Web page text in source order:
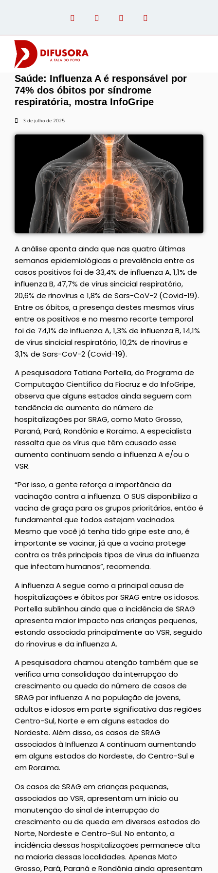
Saúde: Influenza A é responsável por
74% dos óbitos por síndrome
respiratória, mostra InfoGripe
3 de julho de 2025
A análise aponta ainda que nas quatro últimas
semanas epidemiológicas a prevalência entre os
casos positivos foi de 33,4% de influenza A, 1,1% de
influenza B, 47,7% de vírus sincicial respiratório,
20,6% de rinovírus e 1,8% de Sars-CoV-2 (Covid-19).
Entre os óbitos, a presença destes mesmos vírus
entre os positivos e no mesmo recorte temporal
foi de 74,1% de influenza A, 1,3% de influenza B, 14,1%
de vírus sincicial respiratório, 10,2% de rinovírus e
3,1% de Sars-CoV-2 (Covid-19).
A pesquisadora Tatiana Portella, do Programa de
Computação Científica da Fiocruz e do InfoGripe,
observa que alguns estados ainda seguem com
tendência de aumento do número de
hospitalizações por SRAG, como Mato Grosso,
Paraná, Pará, Rondônia e Roraima. A especialista
ressalta que os vírus que têm causado esse
aumento continuam sendo a influenza A e/ou o
VSR.
“Por isso, a gente reforça a importância da
vacinação contra a influenza. O SUS disponibiliza a
vacina de graça para os grupos prioritários, então é
fundamental que todos estejam vacinados.
Mesmo que você já tenha tido gripe este ano, é
importante se vacinar, já que a vacina protege
contra os três principais tipos de vírus da influenza
que infectam humanos”, recomenda.
A influenza A segue como a principal causa de
hospitalizações e óbitos por SRAG entre os idosos.
Portella sublinhou ainda que a incidência de SRAG
apresenta maior impacto nas crianças pequenas,
estando associada principalmente ao VSR, seguido
do rinovírus e da influenza A.
A pesquisadora chamou atenção também que se
verifica uma consolidação da interrupção do
crescimento ou queda do número de casos de
SRAG por influenza A na população de jovens,
adultos e idosos em parte significativa das regiões
Centro-Sul, Norte e em alguns estados do
Nordeste. Além disso, os casos de SRAG
associados à Influenza A continuam aumentando
em alguns estados do Nordeste, do Centro-Sul e
em Roraima.
Os casos de SRAG em crianças pequenas,
associados ao VSR, apresentam um início ou
manutenção do sinal de interrupção do
crescimento ou de queda em diversos estados do
Norte, Nordeste e Centro-Sul. No entanto, a
incidência dessas hospitalizações permanece alta
na maioria dessas localidades. Apenas Mato
Grosso, Pará, Paraná e Rondônia ainda apresentam